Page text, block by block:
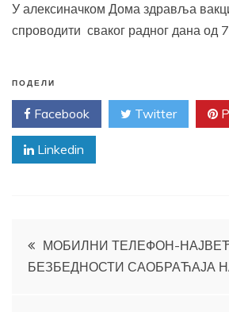
У алексиначком Дома здравља
спроводити сваког радног дана од
ПОДЕЛИ
Facebook Twitter
Linkedin
Кретање
чланка
МОБИЛНИ ТЕЛЕФОН-
БЕЗБЕДНОСТИ САОБРАЋАЈА